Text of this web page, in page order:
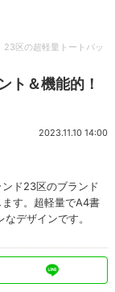
23区の超軽量トートバッ
ト＆機能的！
2023.11.10 14:00
ド23区のブランド
す。超軽量でA4書
デザインです。